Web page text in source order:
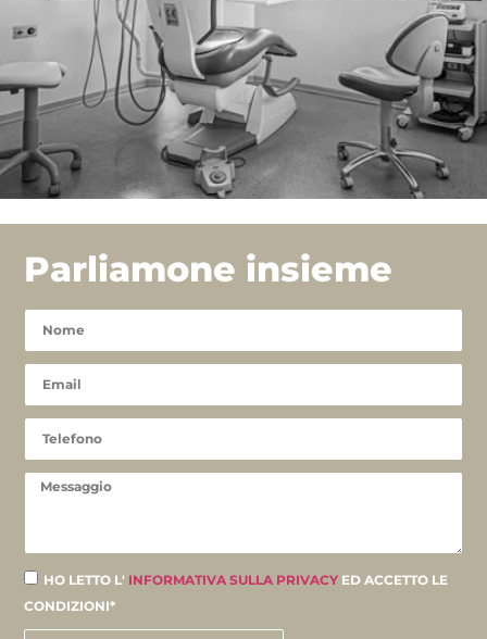
Parliamone insieme
HO LETTO L' INFORMATIVA SULLA PRIVACY ED ACCETTO LE
CONDIZIONI*